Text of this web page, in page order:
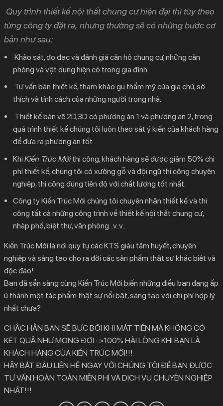
Quy trình thiết kế nội thất chung cư hiện đại thì tùy theo
từng công ty đặt ra, nhưng thường sẽ có những bước cơ
bản như sau:
Khảo sát, đo đạc và đánh giá căn hộ chung cư, những căn
phòng và vật dụng hiện có trong gia đình.
Tư vấn bản thiết kế, tham khảo gu thẩm mỹ của gia chủ, sở
thích và tính cách của những người trong nhà.
Thiết kế bản vẽ 2D,3D có phương án 1 và phương án 2, trong
quá trình thiết kế chúng tôi luôn theo sát ý kiến của khách hàng
để đưa ra phương án tốt .
Khi Kiến Trúc Mớithi công, khách hàng sẽ được giảm 50% chi
phí thiết kế, chúng tôi có xưởng gỗ và đội ngũ thi công chuyên
nghiệp, thi công đúng tíên độ với chất lượng tốt nhất.
Công ty Kiến Trúc Mới chúng tôi chuyên nhận thiết kế và thi
công tất cả những công trình về thiết kế nội thất chung cư,
nhàp phố, biệt thự, văn phòng…v..v..
Kiến Trúc Mới là nơi quy tụ các KTS giàu tâm huyết, chuyên
nghiệp và sáng tạo cho ra đời các sản phẩm thật sự khác biệt và
độc đáo!
Bạn đã sẵn sàng cùng Kiến Trúc Mới biến những điều bạn đang ấp
ủ thành một tác phẩm thật sự nổi bật, sáng tạo với chi phí hợp lý
nhất chưa?
CHẮC HẲN BẠN SẼ BỰC BỘI KHI MẤT TIỀN MÀ KHÔNG CÓ
KẾT QUẢ NHƯ MONG ĐỢI ->100% HÀI LÒNG KHI BẠN LÀ
KHÁCH HÀNG CỦA KIẾN TRÚC MỚI!!!
HÃY BẮT ĐẦU LIÊN HỆ NGAY VỚI CHÚNG TÔI ĐỂ BẠN ĐƯỢC
TƯ VẤN HOÀN TOÀN MIỄN PHÍ VÀ DỊCH VỤ CHUYÊN NGHIỆP
NHẤT!!!